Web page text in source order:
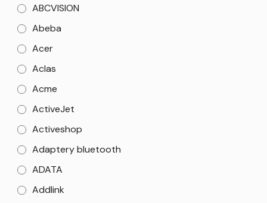
ABCVISION
Abeba
Acer
Aclas
Acme
ActiveJet
Activeshop
Adaptery bluetooth
ADATA
Addlink